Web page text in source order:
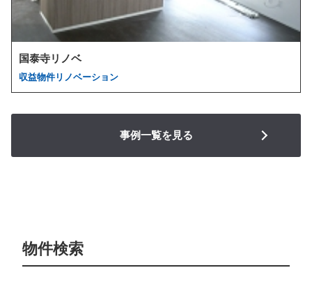
国泰寺リノベ
収益物件リノベーション
事例一覧を見る
物件検索